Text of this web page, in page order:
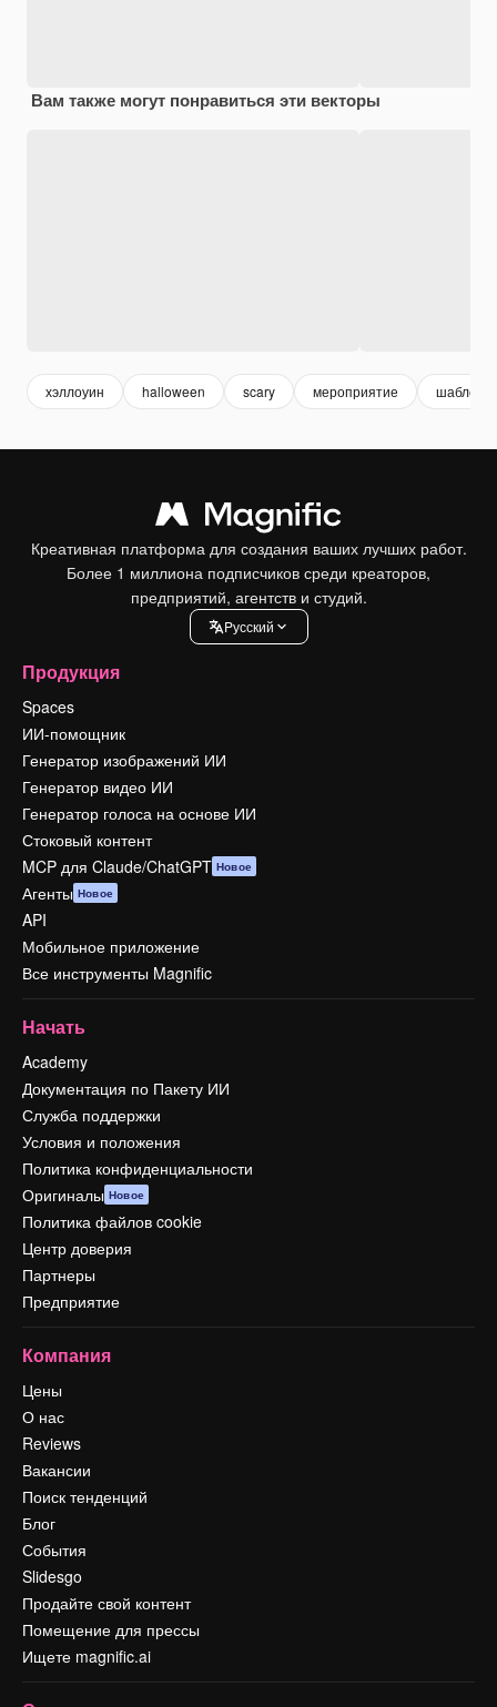
Вам также могут понравиться эти векторы
хэллоуин halloween scary мероприятие шаблон
Креативная платформа для создания ваших лучших работ.
Более 1 миллиона подписчиков среди креаторов,
предприятий, агентств и студий.
Pусский
Продукция
Spaces
ИИ-помощник
Генератор изображений ИИ
Генератор видео ИИ
Генератор голоса на основе ИИ
Стоковый контент
MCP для Claude/ChatGPT Новое
Агенты Новое
API
Мобильное приложение
Все инструменты Magnific
Начать
Academy
Документация по Пакету ИИ
Служба поддержки
Условия и положения
Политика конфиденциальности
Оригиналы Новое
Политика файлов cookie
Центр доверия
Партнеры
Предприятие
Компания
Цены
О нас
Reviews
Вакансии
Поиск тенденций
Блог
События
Slidesgo
Продайте свой контент
Помещение для прессы
Ищете magnific.ai